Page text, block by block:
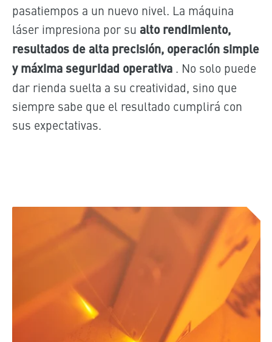
pasatiempos a un nuevo nivel. La máquina
láser impresiona por su alto rendimiento,
resultados de alta precisión, operación simple
y máxima seguridad operativa. No solo puede
dar rienda suelta a su creatividad, sino que
siempre sabe que el resultado cumplirá con
sus expectativas.